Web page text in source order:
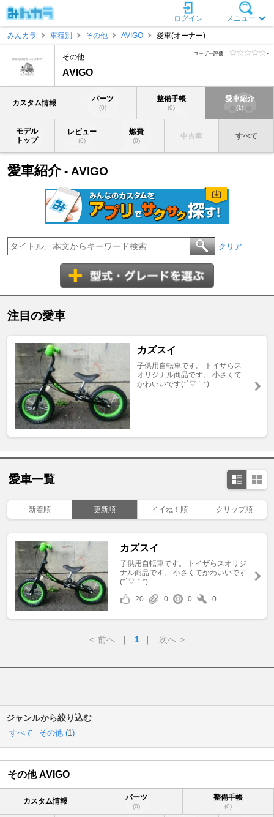
メニュー
ログイン
みんカラ
車種別 その他 AVIGO 愛車(オーナー)
その他
AVIGO
ユーザー評価： -
カスタム情報 パーツ
(0)
整備手帳
(0)
愛車紹介
(1)
モデル
トップ
レビュー
(0)
燃費
(0)
中古車 すべて
愛車紹介- AVIGO
クリア
注目の愛車
カズスイ
子供用自転車です。 トイザらス
オリジナル商品です。 小さくて
かわいいです(*´▽｀*)
愛車一覧
新着順 更新順 イイね！順 クリップ順
カズスイ
子供用自転車です。 トイザらスオリジ
ナル商品です。 小さくてかわいいです
(*´▽｀*)
20
0 0 0
< 前へ ｜ 1 ｜ 次へ >
ジャンルから絞り込む
すべて その他 (1 )
その他 AVIGO
カスタム情報 パーツ
(0)
整備手帳
(0)